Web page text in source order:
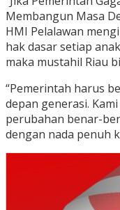
Membangun Masa
HMI Pelalawan
hak dasar setiap
maka mustahil Riau
“Pemerintah harus
depan generasi.
perubahan benar-
dengan nada penuh